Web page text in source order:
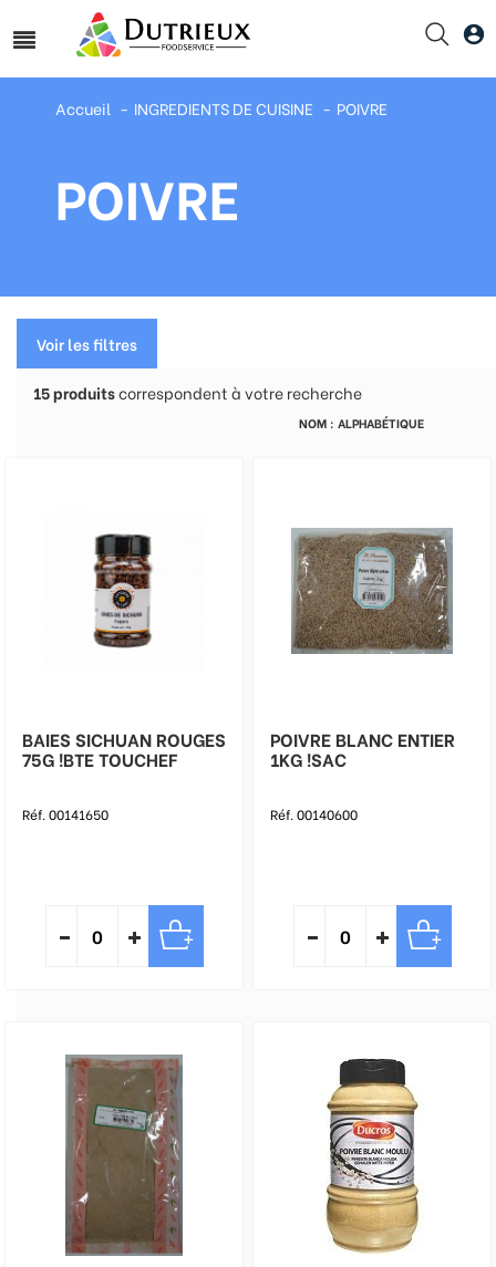
Accueil INGREDIENTS DE CUISINE POIVRE
POIVRE
Voir les filtres
15produitscorrespondent à votre recherche
BAIES SICHUAN ROUGES
75G !BTE TOUCHEF
Réf. 00141650
POIVRE BLANC ENTIER
1KG !SAC
Réf. 00140600